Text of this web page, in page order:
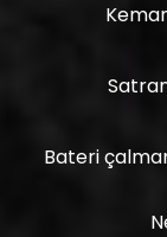
Bateri